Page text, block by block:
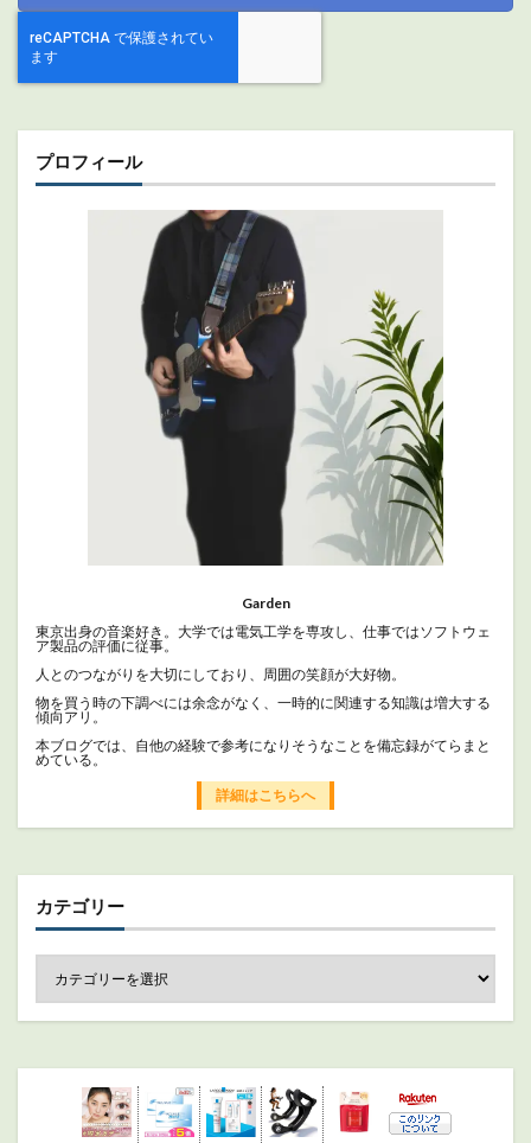
プロフィール
Garden
東京出身の音楽好き。大学では電気工学を専攻し、仕事ではソフトウェ
ア製品の評価に従事。
人とのつながりを大切にしており、周囲の笑顔が大好物。
物を買う時の下調べには余念がなく、一時的に関連する知識は増大する
傾向アリ。
本ブログでは、自他の経験で参考になりそうなことを備忘録がてらまと
めている。
詳細はこちらへ
カテゴリー